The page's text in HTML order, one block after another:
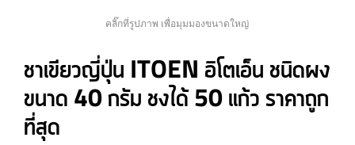
คลิ๊กที่รูปภาพ เพื่อมุมมองขนาดใหญ่
ชาเขียวญี่ปุ่น ITOEN อิโตเอ็น ชนิดผง
ขนาด 40 กรัม ชงได้ 50 แก้ว ราคาถูก
ที่สุด